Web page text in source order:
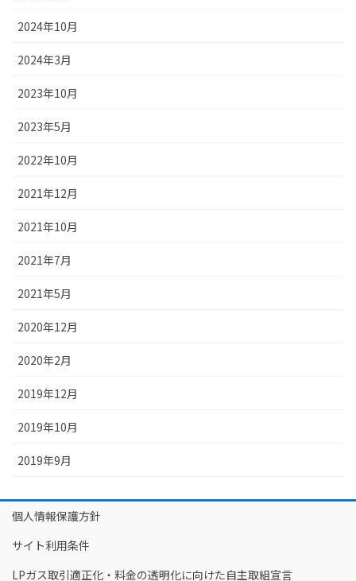
2024年10月
2024年3月
2023年10月
2023年5月
2022年10月
2021年12月
2021年10月
2021年7月
2021年5月
2020年12月
2020年2月
2019年12月
2019年10月
2019年9月
個人情報保護方針
サイト利用条件
LPガス取引適正化・料金の透明化に向けた自主取組宣言